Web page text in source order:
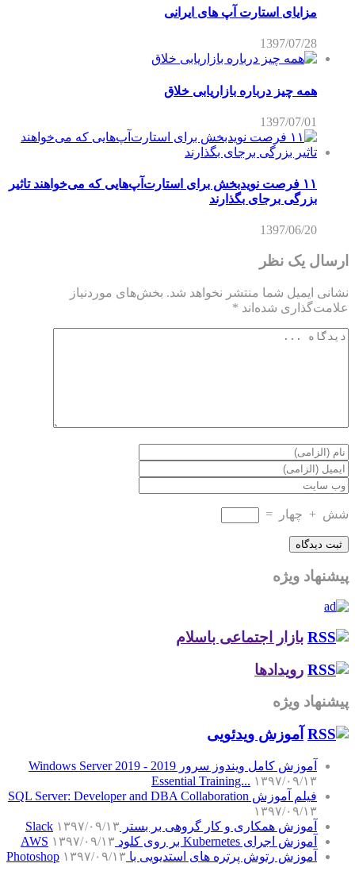
مزایای استارت آپ های ایرانی
1397/07/28
همه چیز درباره بازاریابی خلاق
1397/07/01
۱۱ فرصت نویدبخش برای استارت‌آپ‌هایی که می‌خواهند تاثیر
بزرگی برجای بگذارند
1397/06/20
ارسال یک نظر
نشانی ایمیل شما منتشر نخواهد شد. بخش‌های موردنیاز
علامت‌گذاری شده‌اند *
شش + چهار =
پیشنهاد ویژه
بازار اجتماعی باسلام
رویدادها
پیشنهاد ویژه
آموزش‌ ویدئویی
آموزش کامل ویندوز سرور 2019 - Windows Server 2019
Essential Training... ۱۳۹۷/۰۹/۱۳
فیلم آموزش SQL Server: Developer and DBA Collaboration
۱۳۹۷/۰۹/۱۳
آموزش همکاری و کار گروهی بر بستر Slack ۱۳۹۷/۰۹/۱۳
آموزش اجرای Kubernetes بر روی کلود AWS
۱۳۹۷/۰۹/۱۳
آموزش رتوش پرتره های استدیویی با Photoshop ۱۳۹۷/۰۹/۱۳